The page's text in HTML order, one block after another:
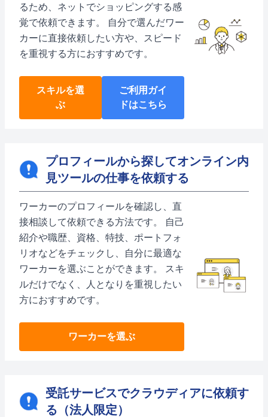
るため、ネットでショッピングする感
覚で依頼できます。 自分で選んだワー
カーに直接依頼したい方や、スピード
を重視する方におすすめです。
スキルを選
ぶ
ご利用ガイ
ドはこちら
プロフィールから探してオンライン内
見ツールの仕事を依頼する
ワーカーのプロフィールを確認し、直
接相談して依頼できる方法です。 自己
紹介や職歴、資格、特技、ポートフォ
リオなどをチェックし、自分に最適な
ワーカーを選ぶことができます。 スキ
ルだけでなく、人となりを重視したい
方におすすめです。
ワーカーを選ぶ
受託サービスでクラウディアに依頼す
る（法人限定）